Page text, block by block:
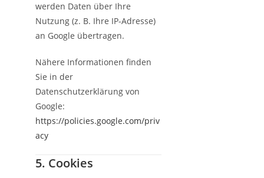
werden Daten über Ihre
Nutzung (z. B. Ihre IP-Adresse)
an Google übertragen.
Nähere Informationen finden
Sie in der
Datenschutzerklärung von
Google:
https://policies.google.com/priv
acy
5. Cookies